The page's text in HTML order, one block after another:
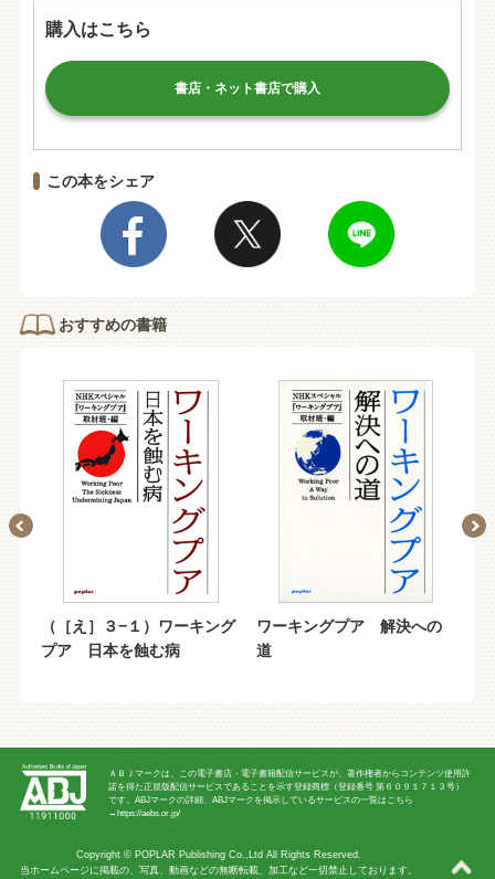
購入はこちら
書店・ネット書店で購入
この本をシェア
おすすめの書籍
（［え］３−１）ワーキング
プア 日本を蝕む病
ワーキングプア 解決への
道
ＡＢＪマークは、この電子書店・電子書籍配信サービスが、著作権者からコンテンツ使用許
諾を得た正規版配信サービスであることを示す登録商標（登録番号 第６０９１７１３号）
です。ABJマークの詳細、ABJマークを掲示しているサービスの一覧はこちら
→ https://aebs.or.jp/
Copyright © POPLAR Publishing Co.,Ltd All Rights Reserved.
当ホームページに掲載の、写真、動画などの無断転載、加工など一切禁止しております。